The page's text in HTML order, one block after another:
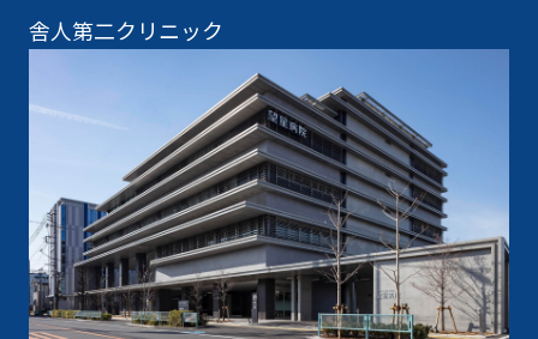
舎人第二クリニック